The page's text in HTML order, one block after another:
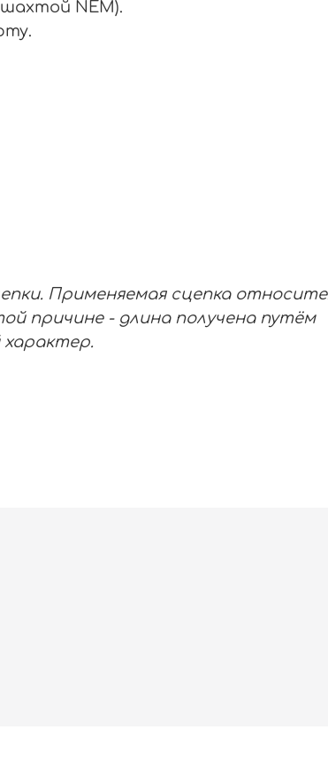
NEM).
Применяемая сцепка
причине - длина получена путём